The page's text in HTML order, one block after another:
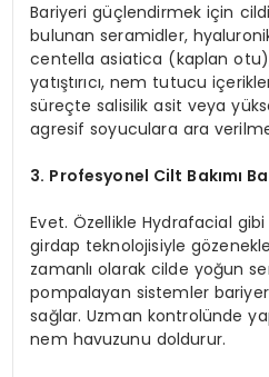
Bariyeri güçlendirmek için
bulunan seramidler,
centella asiatica (kaplan
yatıştırıcı, nem tutucu
süreçte salisilik asit veya
agresif soyuculara ara
3. Profesyonel Cilt Bakımı
Evet. Özellikle Hydrafacial
girdap teknolojisiyle
zamanlı olarak cilde yoğun
pompalayan sistemler
sağlar. Uzman kontrolünde
nem havuzunu doldurur.